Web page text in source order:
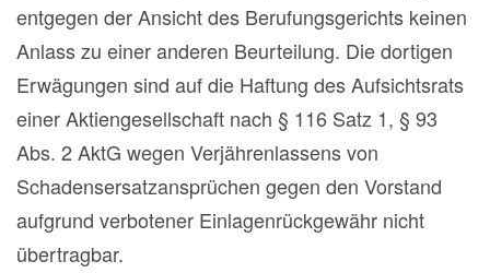
entgegen der Ansicht des Berufungsgerichts keinen
Anlass zu einer anderen Beurteilung. Die dortigen
Erwägungen sind auf die Haftung des Aufsichtsrats
einer Aktiengesellschaft nach § 116 Satz 1, § 93
Abs. 2 AktG wegen Verjährenlassens von
Schadensersatzansprüchen gegen den Vorstand
aufgrund verbotener Einlagenrückgewähr nicht
übertragbar.